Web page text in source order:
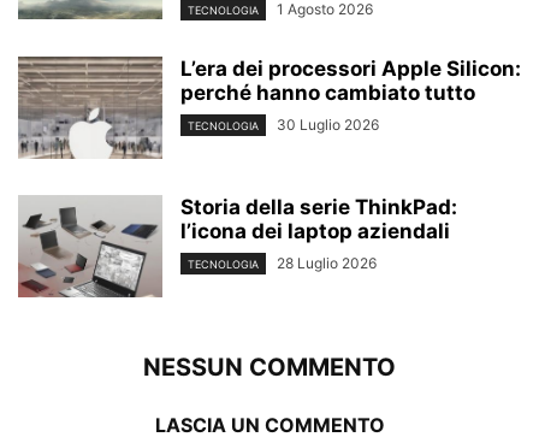
TECNOLOGIA 1 Agosto 2026
L’era dei processori Apple Silicon:
perché hanno cambiato tutto
TECNOLOGIA 30 Luglio 2026
Storia della serie ThinkPad:
l’icona dei laptop aziendali
TECNOLOGIA 28 Luglio 2026
NESSUN COMMENTO
LASCIA UN COMMENTO